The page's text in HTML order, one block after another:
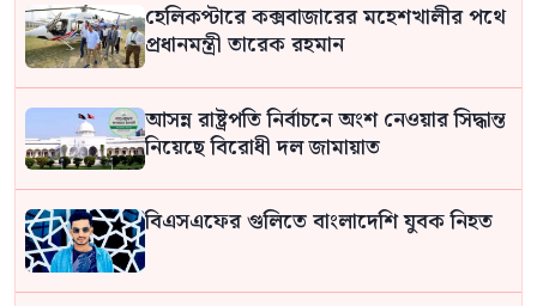
হেলিকপ্টারে কক্সবাজারের মহেশখালীর পথে
প্রধানমন্ত্রী তারেক রহমান
আসন্ন রাষ্ট্রপতি নির্বাচনে অংশ নেওয়ার সিদ্ধান্ত
নিয়েছে বিরোধী দল জামায়াত
বিএসএফের গুলিতে বাংলাদেশি যুবক নিহত